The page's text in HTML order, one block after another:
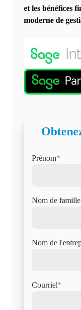
et les bénéfices
moderne de
Prénom*
Nom de famille
Nom de
Courriel*